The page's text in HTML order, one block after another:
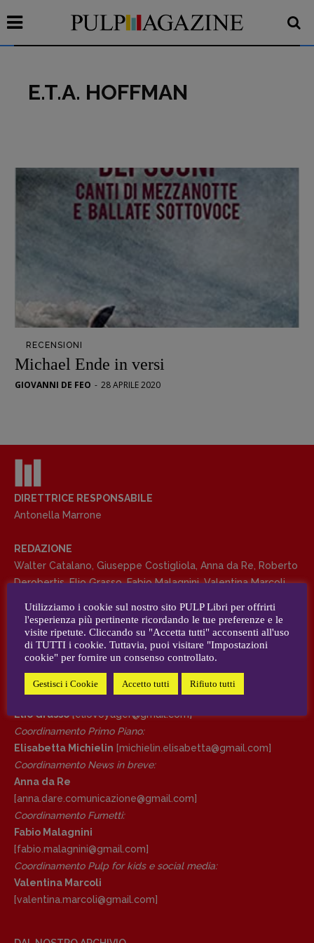
Interviste
RUBRICHE
Archeologie del
Libro & Film
Pulp for kids
Opera prima
DOSSIER
12 dicembre
Psichedelia
Scienza
Tornare a Ballard
Valerio Evangelisti
Vampirismi
Zong!
DIRETTRICE RESPONSABILE
Antonella Marrone
Walter Catalano Giuseppe Costigliola
Grasso , Fabio Malagnini,Valentina
Marcoli,Elisabetta Michielin
Spallina
CONTATTI
Case editrici e coordinamento
recensioni:
Elio Grasso[eliovoyager@gmail.com]
Coordinamento Primo Piano
Elisabetta Michielin
E.T.A. HOFFMAN
RECENSIONI
Michael Ende in versi
GIOVANNI DE FEO - 28 APRILE 2020
DIRETTRICE RESPONSABILE
Antonella Marrone
REDAZIONE
Walter Catalano Giuseppe Costigliola Anna da Re
Roberto
Derobertis,Elio Grasso,Fabio Malagnini,Valentina Marcoli,
AUTORI e COLLABORATORI
CONTATTI
Case editrici e coordinamento recensioni:
Elio Grasso[eliovoyager@gmail.com]
Coordinamento Primo Piano:
Elisabetta Michielin [michielin.elisabetta@gmail.com]
Coordinamento News in breve:
Anna da Re
[anna.dare.comunicazione@gmail. com]
Coordinamento Fumetti:
Fabio Malagnini
[fabio.malagnini@gmail. com]
Coordinamento Pulp for kids e social media:
Valentina Marcoli
[valentina.marcoli@gmail. com]
Utilizziamo i cookie sul nostro sito PULP Libri per offrirti
l'esperienza più pertinente ricordando le tue preferenze e le
visite ripetute. Cliccando su "Accetta tutti" acconsenti all'uso
di TUTTI i cookie. Tuttavia, puoi visitare "Impostazioni
cookie" per fornire un consenso controllato.
Gestisci i Cookie Accetto tutti Rifiuto tutti